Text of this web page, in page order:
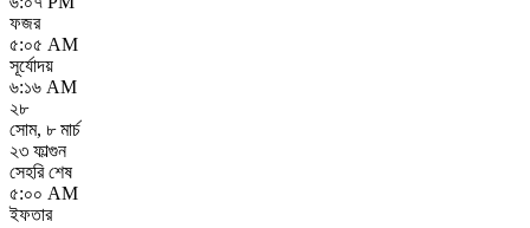
ফজর
৫:০৫ AM
সূর্যোদয়
৬:১৬ AM
২৮
সোম, ৮ মার্চ
২৩ ফাল্গুন
সেহরি শেষ
৫:০০ AM
ইফতার